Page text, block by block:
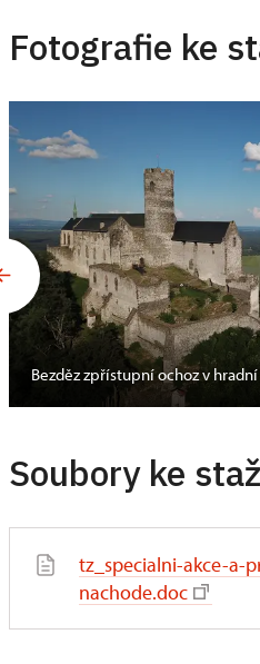
Fotografie ke
Bezděz zpřístupní ochoz v
Soubory ke
tz_specialni-akce-a-
nachode.doc